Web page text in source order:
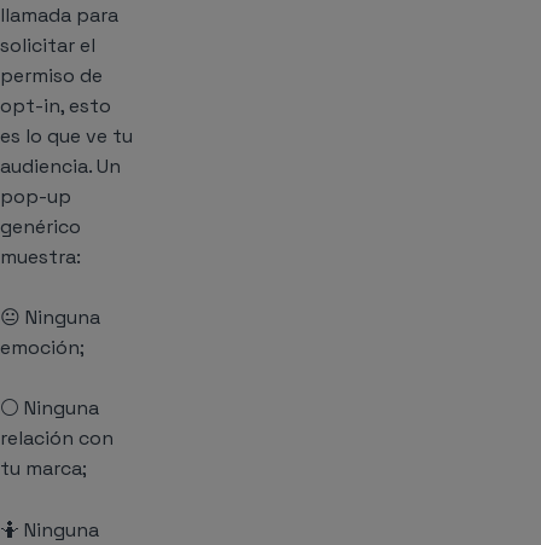
llamada para
solicitar el
permiso de
opt-in, esto
es lo que ve tu
audiencia. Un
pop-up
genérico
muestra:
😐 Ninguna
emoción;
⚪ Ninguna
relación con
tu marca;
🤷 Ninguna